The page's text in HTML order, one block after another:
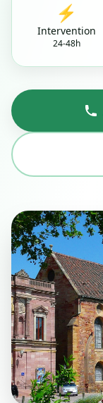
⚡
Intervention
24-48h